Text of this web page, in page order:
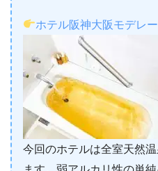
ホテル阪神大阪モデレ
今回のホテルは全室天然